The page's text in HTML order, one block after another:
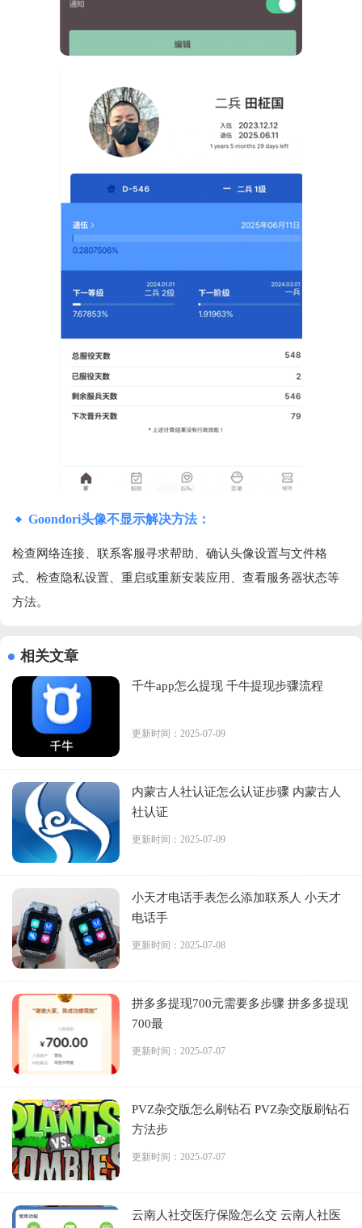
Goondori头像不显示解决方法：
检查网络连接、联系客服寻求帮助、确认头像设置与文件格
式、检查隐私设置、重启或重新安装应用、查看服务器状态等
方法。
相关文章
千牛app怎么提现 千牛提现步骤流程
更新时间：2025-07-09
内蒙古人社认证怎么认证步骤 内蒙古人
社认证
更新时间：2025-07-09
小天才电话手表怎么添加联系人 小天才
电话手
更新时间：2025-07-08
拼多多提现700元需要多步骤 拼多多提现
700最
更新时间：2025-07-07
PVZ杂交版怎么刷钻石 PVZ杂交版刷钻石
方法步
更新时间：2025-07-07
云南人社交医疗保险怎么交 云南人社医